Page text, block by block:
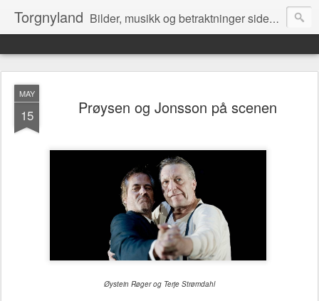
Torgnyland Bilder, musikk og betraktninger siden 2008
MAY
15 Prøysen og Jonsson på scenen
Øystein Røger og Terje Strømdahl